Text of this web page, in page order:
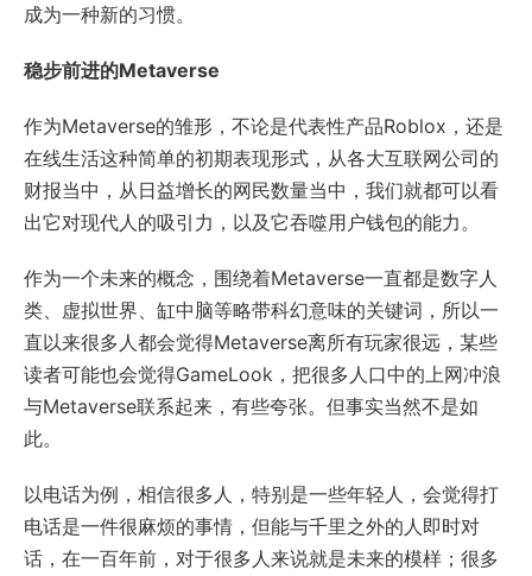
成为一种新的习惯。
稳步前进的Metaverse
作为Metaverse的雏形，不论是代表性产品Roblox，还是
在线生活这种简单的初期表现形式，从各大互联网公司的
财报当中，从日益增长的网民数量当中，我们就都可以看
出它对现代人的吸引力，以及它吞噬用户钱包的能力。
作为一个未来的概念，围绕着Metaverse一直都是数字人
类、虚拟世界、缸中脑等略带科幻意味的关键词，所以一
直以来很多人都会觉得Metaverse离所有玩家很远，某些
读者可能也会觉得GameLook，把很多人口中的上网冲浪
与Metaverse联系起来，有些夸张。但事实当然不是如
此。
以电话为例，相信很多人，特别是一些年轻人，会觉得打
电话是一件很麻烦的事情，但能与千里之外的人即时对
话，在一百年前，对于很多人来说就是未来的模样；很多